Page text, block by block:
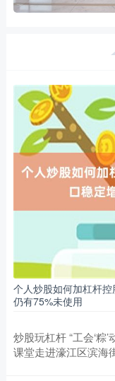
个人炒股如何加杠杆
仍有75%未使用
炒股玩杠杆 “工会‘粽
课堂走进濠江区滨海